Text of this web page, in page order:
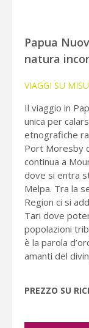
Papua
natura
VIAGGI SU
Il viaggio in
unica per
etnografiche
Port Moresby
continua a
dove si entra
Melpa. Tra la
Region ci si
Tari dove
popolazioni
è la parola
amanti del
PREZZO SU